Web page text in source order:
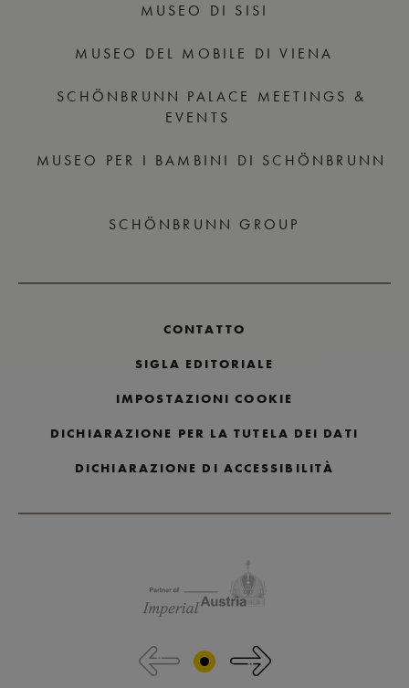
MUSEO DI SISI
MUSEO DEL MOBILE DI VIENA
SCHÖNBRUNN PALACE MEETINGS &
EVENTS
MUSEO PER I BAMBINI DI SCHÖNBRUNN
SCHÖNBRUNN GROUP
CONTATTO
SIGLA EDITORIALE
IMPOSTAZIONI COOKIE
DICHIARAZIONE PER LA TUTELA DEI DATI
DICHIARAZIONE DI ACCESSIBILITÀ